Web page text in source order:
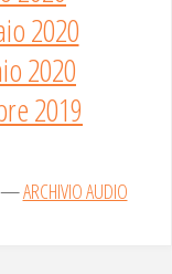
2020
2020
2019
—ARCHIVIO AUDIO